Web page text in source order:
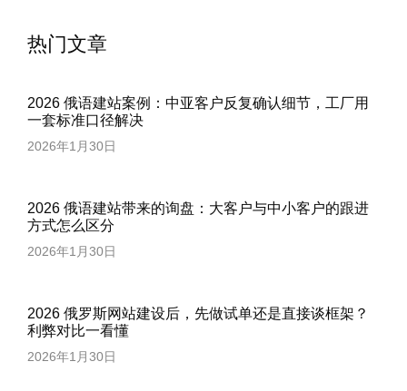
热门文章
2026 俄语建站案例：中亚客户反复确认细节，工厂用
一套标准口径解决
2026年1月30日
2026 俄语建站带来的询盘：大客户与中小客户的跟进
方式怎么区分
2026年1月30日
2026 俄罗斯网站建设后，先做试单还是直接谈框架？
利弊对比一看懂
2026年1月30日